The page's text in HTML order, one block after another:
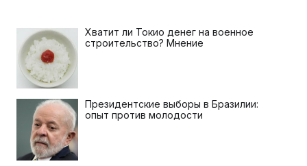
Хватит ли Токио денег на военное
строительство? Мнение
Президентские выборы в Бразилии:
опыт против молодости